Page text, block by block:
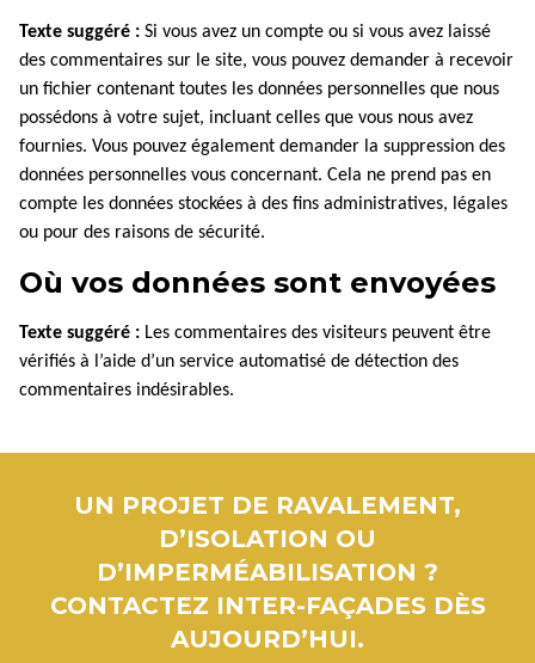
Texte suggéré : Si vous avez un compte ou si vous avez laissé
des commentaires sur le site, vous pouvez demander à recevoir
un fichier contenant toutes les données personnelles que nous
possédons à votre sujet, incluant celles que vous nous avez
fournies. Vous pouvez également demander la suppression des
données personnelles vous concernant. Cela ne prend pas en
compte les données stockées à des fins administratives, légales
ou pour des raisons de sécurité.
Où vos données sont envoyées
Texte suggéré : Les commentaires des visiteurs peuvent être
vérifiés à l’aide d’un service automatisé de détection des
commentaires indésirables.
UN PROJET DE RAVALEMENT,
D’ISOLATION OU
D’IMPERMÉABILISATION ?
CONTACTEZ INTER-FAÇADES DÈS
AUJOURD’HUI.